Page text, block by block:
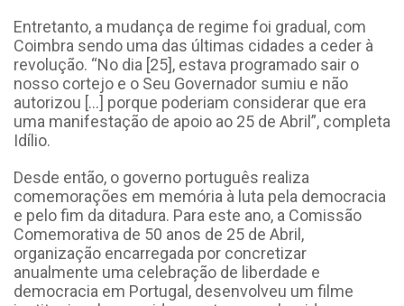
Entretanto, a mudança de regime foi gradual, com
Coimbra sendo uma das últimas cidades a ceder à
revolução. “No dia [25], estava programado sair o
nosso cortejo e o Seu Governador sumiu e não
autorizou […] porque poderiam considerar que era
uma manifestação de apoio ao 25 de Abril ”, completa
Idílio.
Desde então, o governo português realiza
comemorações em memória à luta pela democracia
e pelo fim da ditadura. Para este ano, a Comissão
Comemorativa de 50 anos de 25 de Abril,
organização encarregada por concretizar
anualmente uma celebração de liberdade e
democracia em Portugal, desenvolveu um filme